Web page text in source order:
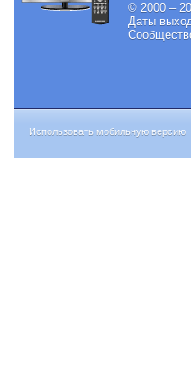
© 2000 –
Даты
Использовать мобильную версию